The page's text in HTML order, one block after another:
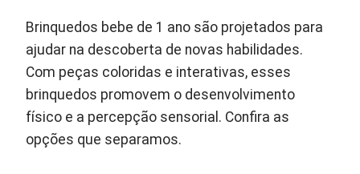
Brinquedos bebe de 1 ano são projetados para
ajudar na descoberta de novas habilidades.
Com peças coloridas e interativas, esses
brinquedos promovem o desenvolvimento
físico e a percepção sensorial. Confira as
opções que separamos.